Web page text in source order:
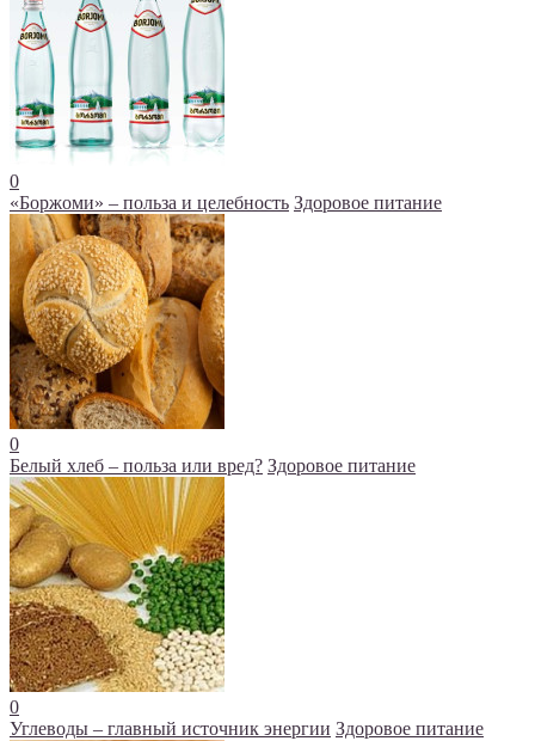
0
«Боржоми» – польза и целебность Здоровое питание
0
Белый хлеб – польза или вред? Здоровое питание
0
Углеводы – главный источник энергии Здоровое питание